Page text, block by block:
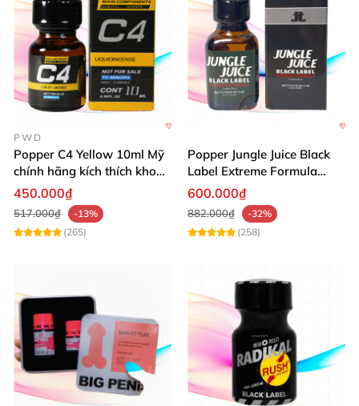
PWD
Popper C4 Yellow 10ml Mỹ
chính hãng kích thích khoái
cảm
450.000₫
517.000₫
-13%
(265)
Popper Jungle Juice Black
Label Extreme Formula
30ml
600.000₫
882.000₫
-32%
(258)